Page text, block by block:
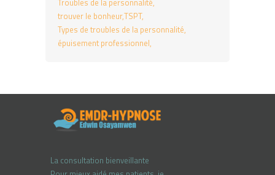
trouver le bonheurTSPT
Types de troubles de la personnalité
épuisement professionnel
La consultation bienveillante